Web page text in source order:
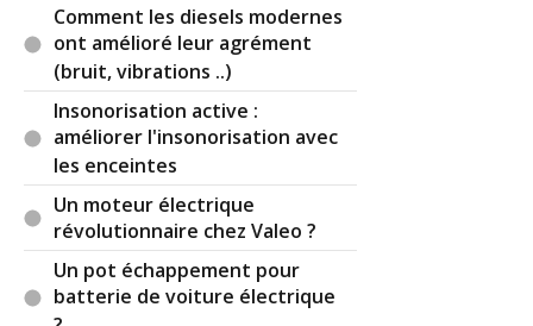
Comment les diesels modernes
ont amélioré leur agrément
(bruit, vibrations ..)
Insonorisation active :
améliorer l'insonorisation avec
les enceintes
Un moteur électrique
révolutionnaire chez Valeo ?
Un pot échappement pour
batterie de voiture électrique